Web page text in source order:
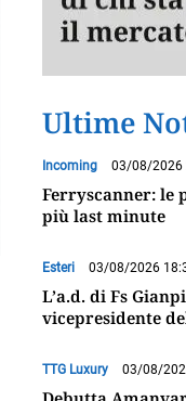
Ultime
Incoming 03/08/2026
Ferryscanner: le
più last minute
Esteri 03/08/2026
L’a.d. di Fs
vicepresidente
TTG Luxury 03/08/